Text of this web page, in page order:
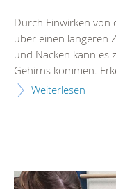
Durch Einwirken
über einen längeren
und Nacken kann es
Gehirns kommen.
Weiterlesen